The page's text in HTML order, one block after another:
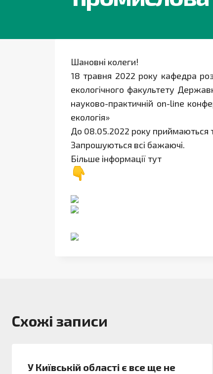
Шановні колеги!
18 травня 2022 року кафедра
екологічного факультету
науково-практичній on-line
екологія»
До 08.05.2022 року приймаються
Запрошуються всі бажаючі.
Більше інформаціїтут
Схожі записи
У Київській області є все ще не